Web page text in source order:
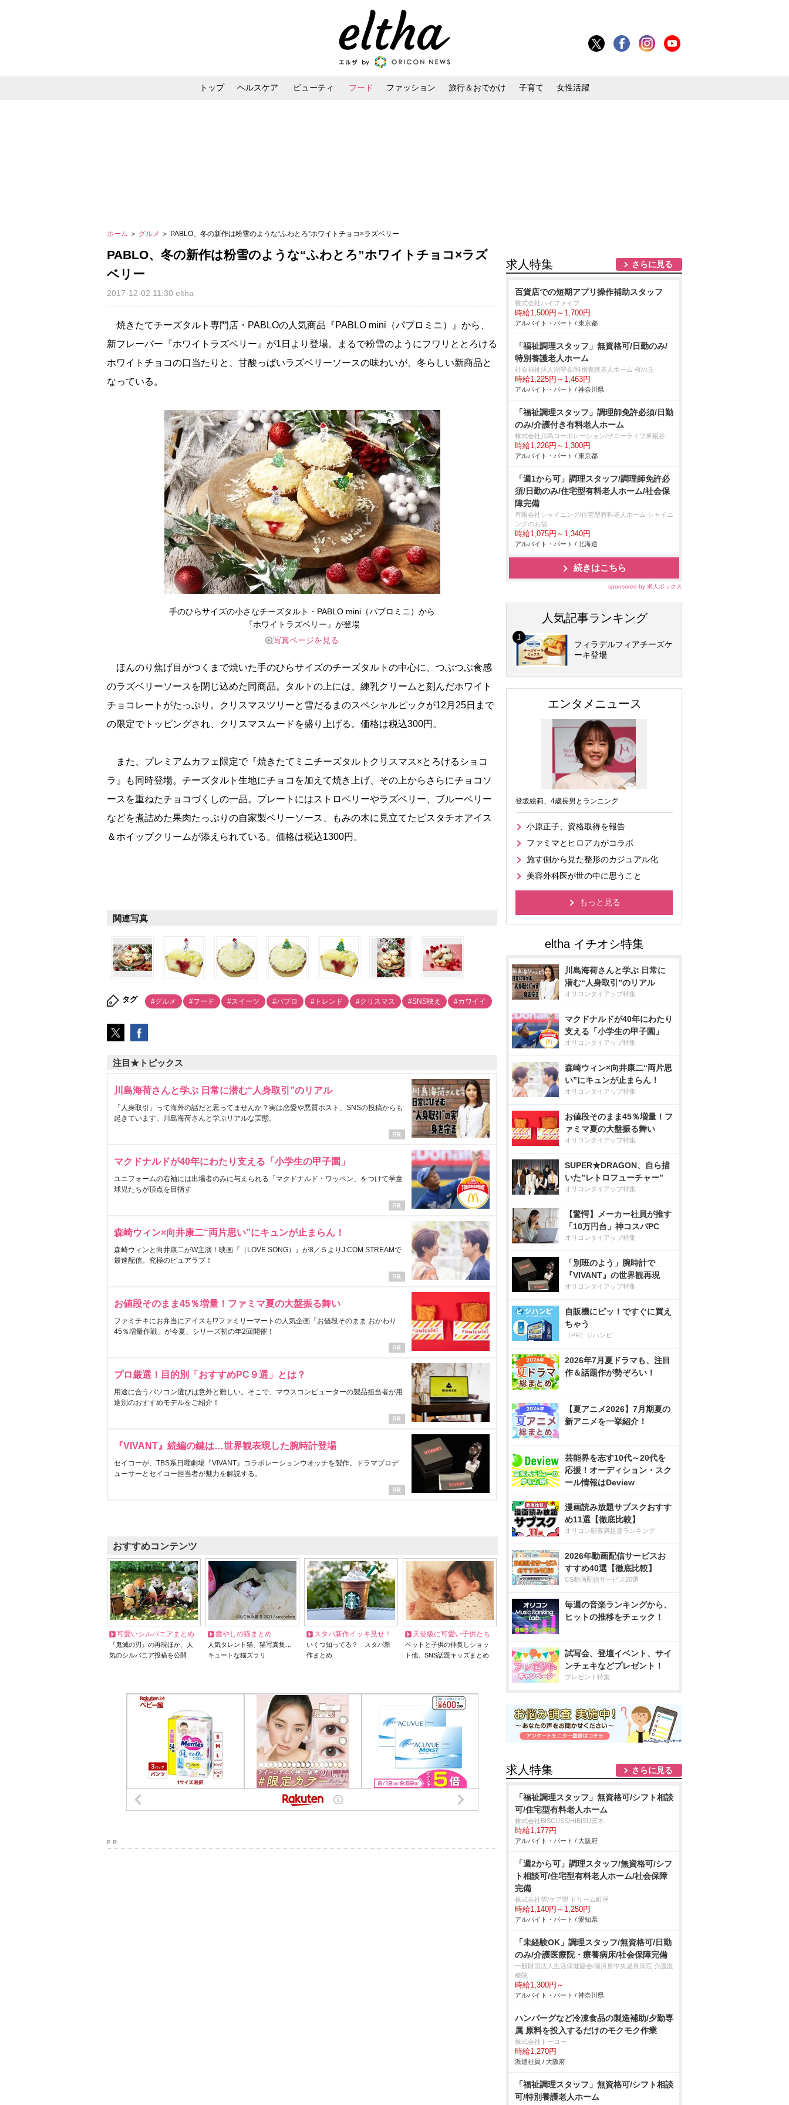
トップ ヘルスケア ビューティ フード ファッション 旅行＆おでかけ 子育て 女性活躍
ホーム ＞ グルメ ＞ PABLO、冬の新作は粉雪のような“ふわとろ”ホワイトチョコ×ラズベリー
PABLO、冬の新作は粉雪のような“ふわとろ”ホワイトチョコ×ラズ
ベリー
2017-12-02 11:30 eltha
焼きたてチーズタルト専門店・PABLOの人気商品『PABLO mini（パブロミニ）』から、
新フレーバー『ホワイトラズベリー』が1日より登場。まるで粉雪のようにフワリととろける
ホワイトチョコの口当たりと、甘酸っぱいラズベリーソースの味わいが、冬らしい新商品と
なっている。
手のひらサイズの小さなチーズタルト・PABLO mini（パブロミニ）から
『ホワイトラズベリー』が登場
写真ページを見る
ほんのり焦げ目がつくまで焼いた手のひらサイズのチーズタルトの中心に、つぶつぶ食感
のラズベリーソースを閉じ込めた同商品。タルトの上には、練乳クリームと刻んだホワイト
チョコレートがたっぷり。クリスマスツリーと雪だるまのスペシャルピックが12月25日まで
の限定でトッピングされ、クリスマスムードを盛り上げる。価格は税込300円。
また、プレミアムカフェ限定で『焼きたてミニチーズタルトクリスマス×とろけるショコ
ラ』も同時登場。チーズタルト生地にチョコを加えて焼き上げ、その上からさらにチョコソ
ースを重ねたチョコづくしの一品。プレートにはストロベリーやラズベリー、ブルーベリー
などを煮詰めた果肉たっぷりの自家製ベリーソース、もみの木に見立てたピスタチオアイス
＆ホイップクリームが添えられている。価格は税込1300円。
関連写真
タグ #グルメ #フード #スイーツ #パブロ #トレンド #クリスマス #SNS映え #カワイイ
注目★トピックス
川島海荷さんと学ぶ 日常に潜む“人身取引”のリアル
「人身取引」って海外の話だと思ってませんか？実は恋愛や悪質ホスト、SNSの投稿からも
起きています。川島海荷さんと学ぶリアルな実態。
マクドナルドが40年にわたり支える「小学生の甲子園」
ユニフォームの右袖には出場者のみに与えられる「マクドナルド・ワッペン」をつけて学童
球児たちが頂点を目指す
森崎ウィン×向井康二“両片思い”にキュンが止まらん！
森崎ウィンと向井康二がW主演！映画『（LOVE SONG）』が8／５よりJ:COM STREAMで
最速配信。究極のピュアラブ！
お値段そのまま45％増量！ファミマ夏の大盤振る舞い
ファミチキにお弁当にアイスも!?ファミリーマートの人気企画「お値段そのまま おかわり
45％増量作戦」が今夏、シリーズ初の年2回開催！
プロ厳選！目的別「おすすめPC９選」とは？
用途に合うパソコン選びは意外と難しい。そこで、マウスコンピューターの製品担当者が用
途別のおすすめモデルをご紹介！
『VIVANT』続編の鍵は…世界観表現した腕時計登場
セイコーが、TBS系日曜劇場『VIVANT』コラボレーションウオッチを製作。ドラマプロデ
ューサーとセイコー担当者が魅力を解説する。
おすすめコンテンツ
可愛いシルバニアまとめ
『鬼滅の刃』の再現ほか、人
気のシルバニア投稿を公開
癒やしの猫まとめ
人気タレント猫、猫写真集…
キュートな猫ズラリ
スタバ新作イッキ見せ！
いくつ知ってる？ スタバ新
作まとめ
天使級に可愛い子供たち
ペットと子供の仲良しショッ
ト他、SNS話題キッズまとめ
P R
求人特集 さらに見る
百貨店での短期アプリ操作補助スタッフ
株式会社ハイファイブ
時給1,500円～1,700円
アルバイト・パート / 東京都
「福祉調理スタッフ」無資格可/日勤のみ/
特別養護老人ホーム
社会福祉法人湖聖会/特別養護老人ホーム 桜の丘
時給1,225円～1,463円
アルバイト・パート / 神奈川県
「福祉調理スタッフ」調理師免許必須/日勤
のみ/介護付き有料老人ホーム
株式会社川島コーポレーション/サニーライフ東糀谷
時給1,226円～1,300円
アルバイト・パート / 東京都
「週1から可」調理スタッフ/調理師免許必
須/日勤のみ/住宅型有料老人ホーム/社会保
障完備
有限会社シャイニング/住宅型有料老人ホーム シャイニ
ングのお宿
時給1,075円～1,340円
アルバイト・パート / 北海道
続きはこちら
sponsored by 求人ボックス
人気記事ランキング
フィラデルフィアチーズケ
ーキ登場
エンタメニュース
登坂絵莉、4歳長男とランニング
小原正子、資格取得を報告
ファミマとヒロアカがコラボ
施す側から見た整形のカジュアル化
美容外科医が世の中に思うこと
もっと見る
川島海荷さんと学ぶ 日常に
潜む“人身取引”のリアル
オリコンタイアップ特集
マクドナルドが40年にわたり
支える「小学生の甲子園」
オリコンタイアップ特集
森崎ウィン×向井康二“両片思
い”にキュンが止まらん！
オリコンタイアップ特集
お値段そのまま45％増量！フ
ァミマ夏の大盤振る舞い
オリコンタイアップ特集
SUPER★DRAGON、自ら描
いた”レトロフューチャー”
オリコンタイアップ特集
【驚愕】メーカー社員が推す
「10万円台」神コスパPC
オリコンタイアップ特集
「別班のよう」腕時計で
『VIVANT』の世界観再現
オリコンタイアップ特集
自販機にピッ！ですぐに買え
ちゃう
（PR）ジハンピ
2026年7月夏ドラマも、注目
作＆話題作が勢ぞろい！
【夏アニメ2026】7月期夏の
新アニメを一挙紹介！
芸能界を志す10代～20代を
応援！オーディション・スク
ール情報はDeview
漫画読み放題サブスクおすす
め11選【徹底比較】
オリコン顧客満足度ランキング
2026年動画配信サービスお
すすめ40選【徹底比較】
CS動画配信サービス20選
毎週の音楽ランキングから、
ヒットの推移をチェック！
試写会、登壇イベント、サイ
ンチェキなどプレゼント！
プレゼント特集
求人特集 さらに見る
「福祉調理スタッフ」無資格可/シフト相談
可/住宅型有料老人ホーム
株式会社BISCUSS/HIBISU茨木
時給1,177円
アルバイト・パート / 大阪府
「週2から可」調理スタッフ/無資格可/シフ
ト相談可/住宅型有料老人ホーム/社会保障
完備
株式会社望/ケア望 ドリーム町屋
時給1,140円～1,250円
アルバイト・パート / 愛知県
「未経験OK」調理スタッフ/無資格可/日勤
のみ/介護医療院・療養病床/社会保障完備
一般財団法人生活保健協会/湯河原中央温泉病院 介護医
療院
時給1,300円～
アルバイト・パート / 神奈川県
ハンバーグなど冷凍食品の製造補助/夕勤専
属 原料を投入するだけのモクモク作業
株式会社トーコー
時給1,270円
派遣社員 / 大阪府
「福祉調理スタッフ」無資格可/シフト相談
可/特別養護老人ホーム